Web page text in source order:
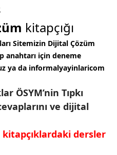
kitapçığı
Sitemizin Dijital Çözüm
anahtarı için deneme
ya da informalyayinlaricom
ÖSYM’nin Tıpkı
ve dijital
kitapçıklardaki dersler